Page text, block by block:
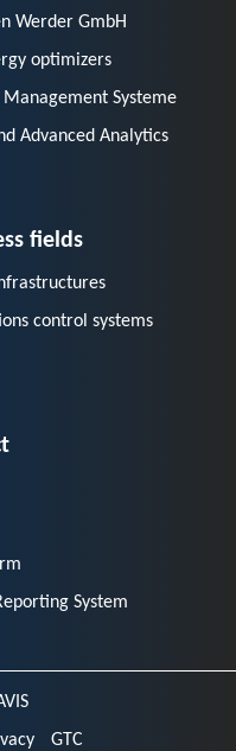
Werder GmbH
optimizers
Management Systeme
Advanced Analytics
fields
control systems
System
GTC